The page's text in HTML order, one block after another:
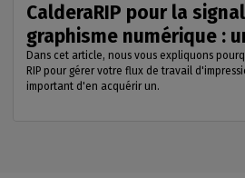
CalderaRIP pour la
graphisme numérique :
Dans cet article, nous vous expliquons
RIP pour gérer votre flux de travail
important d'en acquérir un.